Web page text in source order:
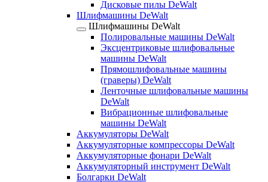
Дисковые пилы DeWalt
Шлифмашины DeWalt
Шлифмашины DeWalt
Полировальные машины DeWalt
Эксцентриковые шлифовальные
машины DeWalt
Прямошлифовальные машины
(граверы) DeWalt
Ленточные шлифовальные машины
DeWalt
Вибрационные шлифовальные
машины DeWalt
Аккумуляторы DeWalt
Аккумуляторные компрессоры DeWalt
Аккумуляторные фонари DeWalt
Аккумуляторный инструмент DeWalt
Болгарки DeWalt